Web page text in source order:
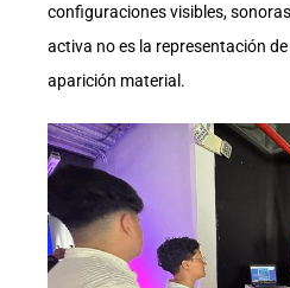
configuraciones visibles,
activa no es la representación
aparición material.